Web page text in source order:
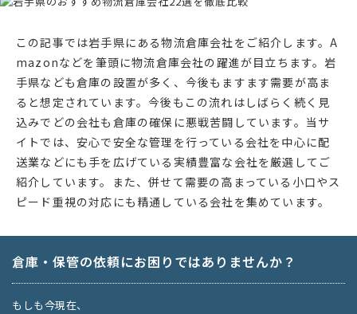
この記事では岩手県にある物流倉庫会社をご紹介します。A
mazonなどを筆頭に物流倉庫会社の躍進が目立ちます。岩
手県なども倉庫の設置が多く、今後もますます需要が高ま
ると想定されています。今後もこの流れはしばらく続く見
込みでどの会社も倉庫の確保に悪戦苦闘しています。当サ
イトでは、安心で安全な管理を行っている会社を中心に配
送業などにも手を広げている実績豊富な会社を厳選してご
紹介しています。また、併せて需要の高まっている小口やス
ピード重視の対応にも精通している会社を集めています。
倉庫・保管の依頼にお困りではありませんか？
もしも今現在、